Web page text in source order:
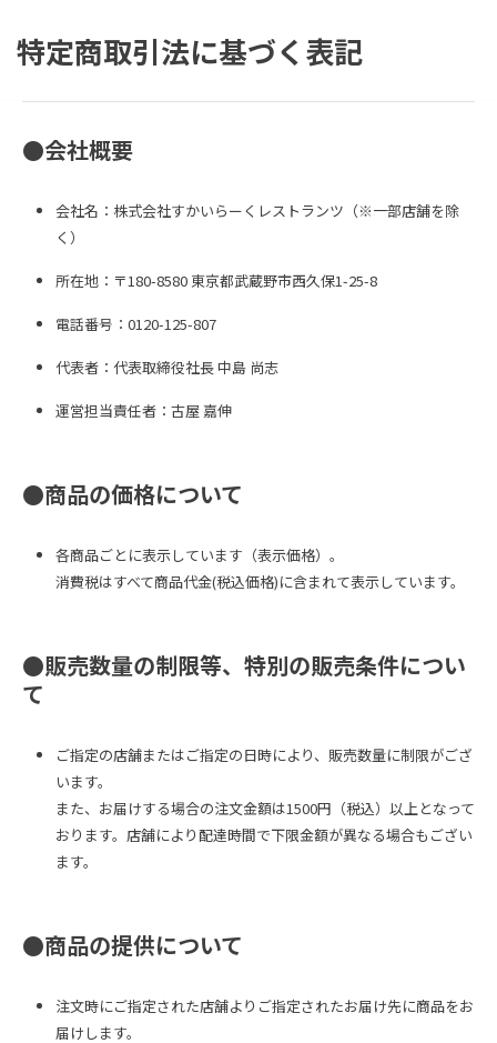
特定商取引法に基づく表記
●会社概要
会社名：株式会社すかいらーくレストランツ（※一部店舗を除
く）
所在地：〒180-8580 東京都武蔵野市西久保1-25-8
電話番号：0120-125-807
代表者：代表取締役社長 中島 尚志
運営担当責任者：古屋 嘉伸
●商品の価格について
各商品ごとに表示しています（表示価格）。
消費税はすべて商品代金(税込価格)に含まれて表示しています。
●販売数量の制限等、特別の販売条件につい
て
ご指定の店舗またはご指定の日時により、販売数量に制限がござ
います。
また、お届けする場合の注文金額は1500円（税込）以上となって
おります。店舗により配達時間で下限金額が異なる場合もござい
ます。
●商品の提供について
注文時にご指定された店舗よりご指定されたお届け先に商品をお
届けします。